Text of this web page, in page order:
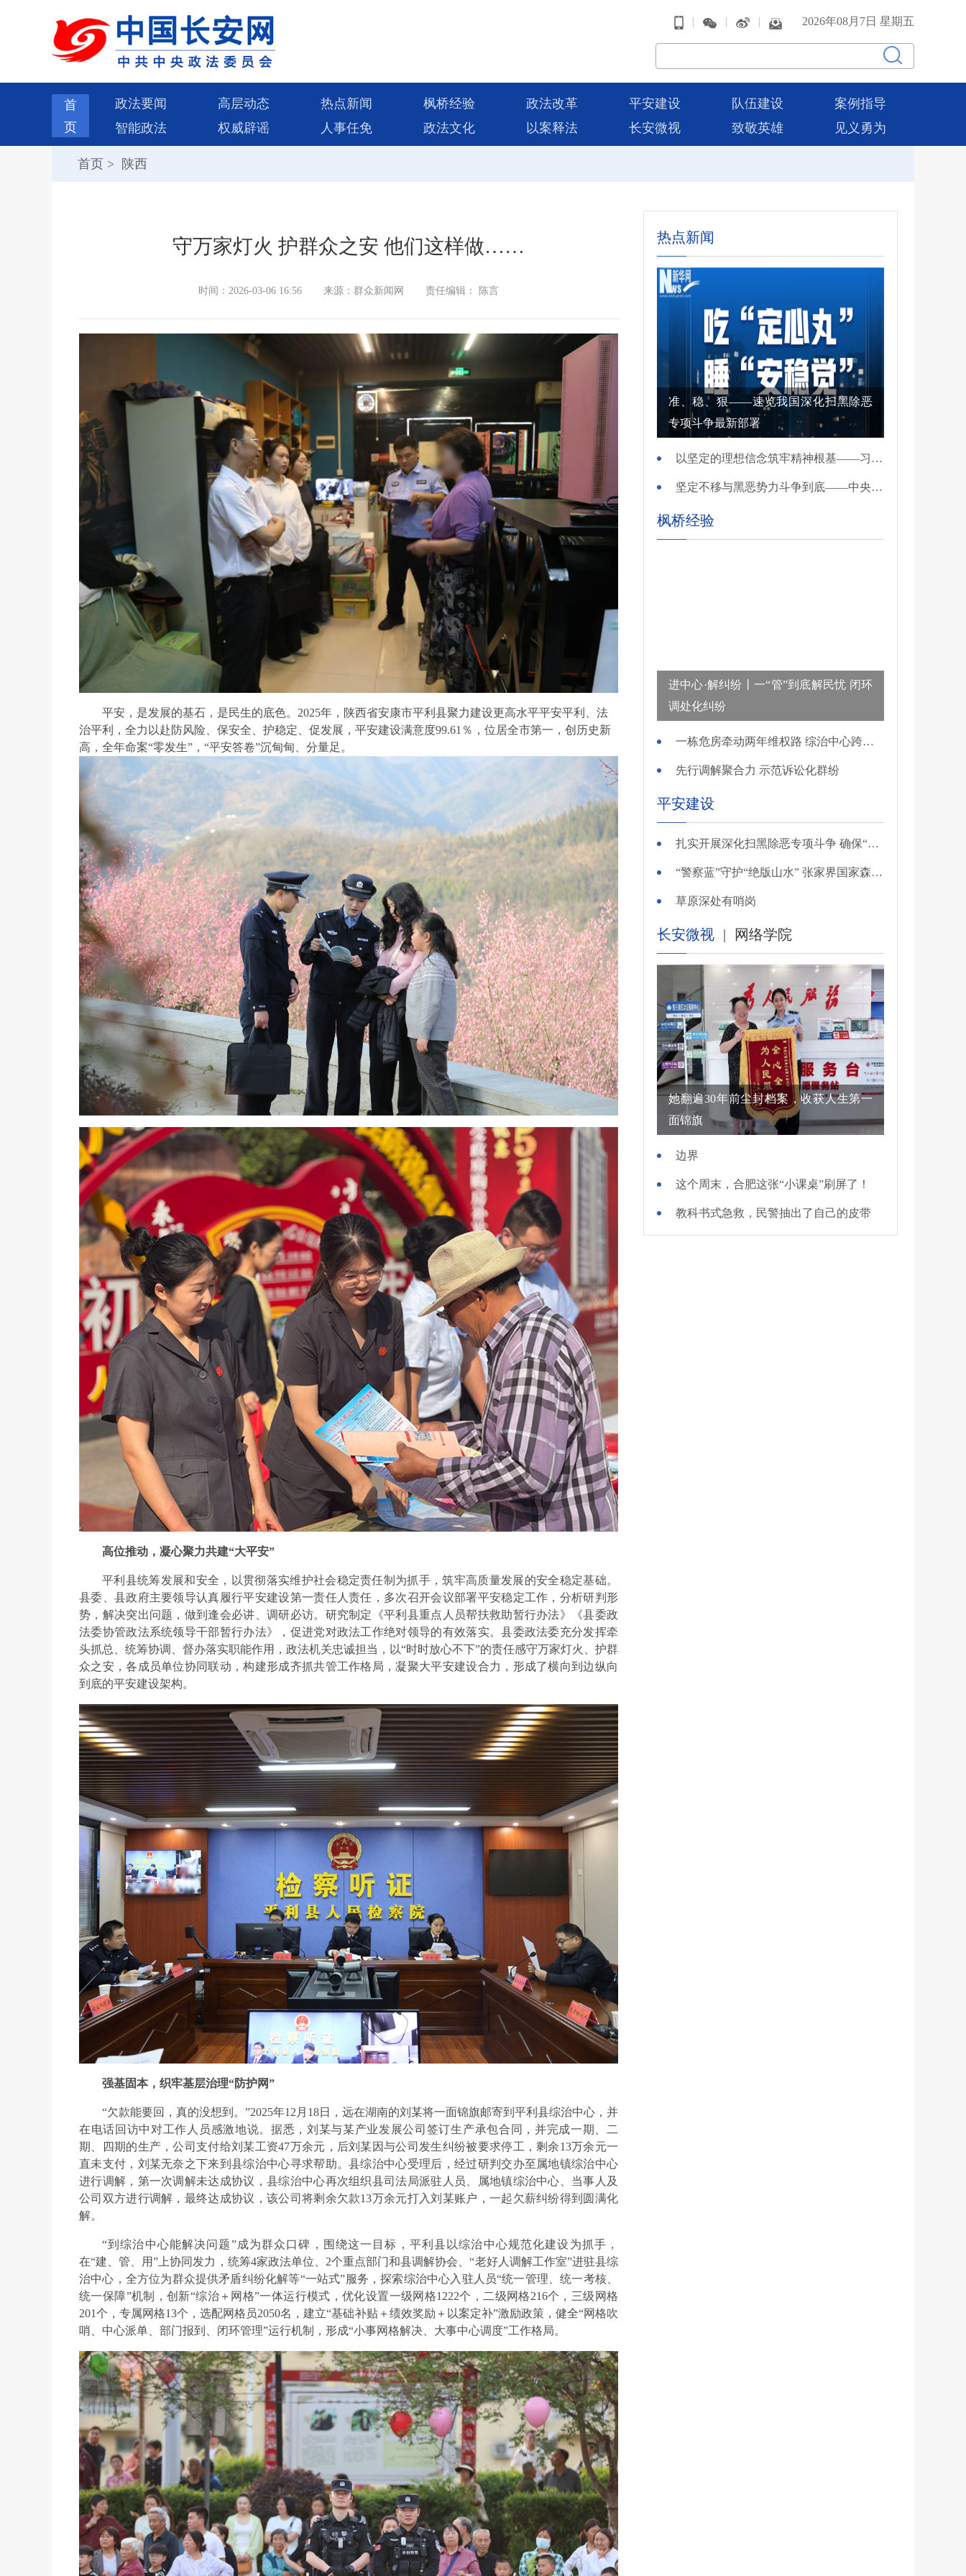
| | | 2026年08月7日 星期五
首
页
政法要闻 高层动态 热点新闻 枫桥经验 政法改革 平安建设 队伍建设
案例指导
智能政法
权威辟谣 人事任免 政法文化 以案释法 长安微视 致敬英雄 见义勇为
首页 > 陕西
守万家灯火 护群众之安 他们这样做……
时间：2026-03-06 16:56 来源：群众新闻网 责任编辑： 陈言
平安，是发展的基石，是民生的底色。2025年，陕西省安康市平利县聚力建设更高水平平安平利、法
治平利，全力以赴防风险、保安全、护稳定、促发展，平安建设满意度99.61％，位居全市第一，创历史新
高，全年命案“零发生”，“平安答卷”沉甸甸、分量足。
高位推动，凝心聚力共建“大平安”
平利县统筹发展和安全，以贯彻落实维护社会稳定责任制为抓手，筑牢高质量发展的安全稳定基础。
县委、县政府主要领导认真履行平安建设第一责任人责任，多次召开会议部署平安稳定工作，分析研判形
势，解决突出问题，做到逢会必讲、调研必访。研究制定《平利县重点人员帮扶救助暂行办法》《县委政
法委协管政法系统领导干部暂行办法》，促进党对政法工作绝对领导的有效落实。县委政法委充分发挥牵
头抓总、统筹协调、督办落实职能作用，政法机关忠诚担当，以“时时放心不下”的责任感守万家灯火、护群
众之安，各成员单位协同联动，构建形成齐抓共管工作格局，凝聚大平安建设合力，形成了横向到边纵向
到底的平安建设架构。
强基固本，织牢基层治理“防护网”
“欠款能要回，真的没想到。”2025年12月18日，远在湖南的刘某将一面锦旗邮寄到平利县综治中心，并
在电话回访中对工作人员感激地说。据悉，刘某与某产业发展公司签订生产承包合同，并完成一期、二
期、四期的生产，公司支付给刘某工资47万余元，后刘某因与公司发生纠纷被要求停工，剩余13万余元一
直未支付，刘某无奈之下来到县综治中心寻求帮助。县综治中心受理后，经过研判交办至属地镇综治中心
进行调解，第一次调解未达成协议，县综治中心再次组织县司法局派驻人员、属地镇综治中心、当事人及
公司双方进行调解，最终达成协议，该公司将剩余欠款13万余元打入刘某账户，一起欠薪纠纷得到圆满化
解。
“到综治中心能解决问题”成为群众口碑，围绕这一目标，平利县以综治中心规范化建设为抓手，
在“建、管、用”上协同发力，统筹4家政法单位、2个重点部门和县调解协会、“老好人调解工作室”进驻县综
治中心，全方位为群众提供矛盾纠纷化解等“一站式”服务，探索综治中心入驻人员“统一管理、统一考核、
统一保障”机制，创新“综治＋网格”一体运行模式，优化设置一级网格1222个，二级网格216个，三级网格
201个，专属网格13个，选配网格员2050名，建立“基础补贴＋绩效奖励＋以案定补”激励政策，健全“网格吹
哨、中心派单、部门报到、闭环管理”运行机制，形成“小事网格解决、大事中心调度”工作格局。
热点新闻
准、稳、狠——速览我国深化扫黑除恶
专项斗争最新部署
以坚定的理想信念筑牢精神根基——习近平党建思想理论品格系列述评之一
坚定不移与黑恶势力斗争到底——中央政法委负责同志就开展深化扫黑除恶专项斗争有关问题答记者问
枫桥经验
进中心·解纠纷丨一“管”到底解民忧 闭环
调处化纠纷
一栋危房牵动两年维权路 综治中心跨省寻鉴解民忧
先行调解聚合力 示范诉讼化群纷
平安建设
扎实开展深化扫黑除恶专项斗争 确保“全年全域平平安安、平平稳稳”——广东召开全省扫黑除恶专项斗争视频
“警察蓝”守护“绝版山水” 张家界国家森林公园景区派出所深化“生态警务”建设
草原深处有哨岗
长安微视 | 网络学院
她翻遍30年前尘封档案，收获人生第一
面锦旗
边界
这个周末，合肥这张“小课桌”刷屏了！
教科书式急救，民警抽出了自己的皮带